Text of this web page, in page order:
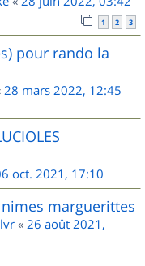
1 2 3
pour rando la
28 mars 2022, 12:45
oct. 2021, 17:10
marguerittes
« 26 août 2021,